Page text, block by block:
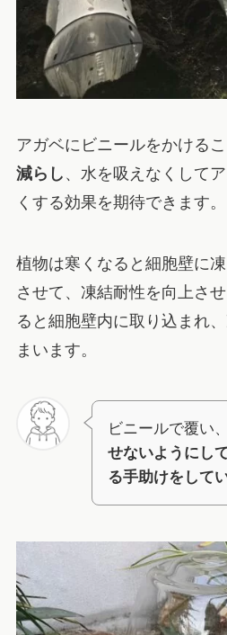
アガベにビニールをかける
減ら し 、水を吸えなくして
くする効果を期待できます。
植物は寒くなると細胞壁に
させて、凍結耐性を向上さ
ると細胞壁内に取り込まれ
まいます。
ビニールで覆い、
せないようにし
る手助けをして